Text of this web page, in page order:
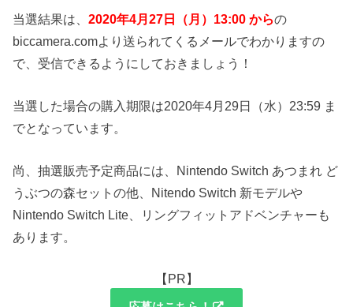
当選結果は、2020年4月27日（月）13:00 からの
biccamera.comより送られてくるメールでわかりますの
で、受信できるようにしておきましょう！
当選した場合の購入期限は2020年4月29日（水）23:59 ま
でとなっています。
尚、抽選販売予定商品には、Nintendo Switch あつまれ ど
うぶつの森セットの他、Nitendo Switch 新モデルや
Nintendo Switch Lite、リングフィットアドベンチャーも
あります。
【PR】